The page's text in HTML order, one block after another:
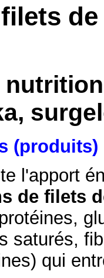
(produits)
l'apport
de filets
saturés,
qui